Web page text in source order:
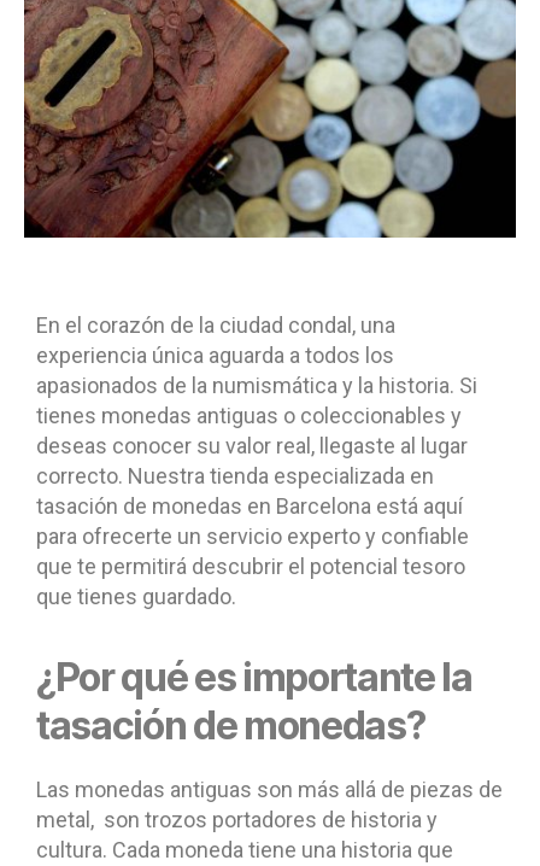
En el corazón de la ciudad condal, una
experiencia única aguarda a todos los
apasionados de la numismática y la historia. Si
tienes monedas antiguas o coleccionables y
deseas conocer su valor real, llegaste al lugar
correcto. Nuestra tienda especializada en
tasación de monedas en Barcelona está aquí
para ofrecerte un servicio experto y confiable
que te permitirá descubrir el potencial tesoro
que tienes guardado.
¿Por qué es importante la
tasación de monedas?
Las monedas antiguas son más allá de piezas de
metal, son trozos portadores de historia y
cultura. Cada moneda tiene una historia que